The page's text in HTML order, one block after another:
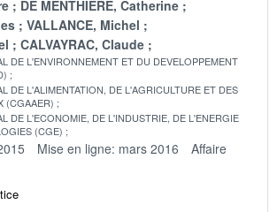
DE MENTHIERE, Catherine
VALLANCE, Michel
CALVAYRAC, Claude
DE L'ENVIRONNEMENT ET DU DEVELOPPEMENT
DE L'ALIMENTATION, DE L'AGRICULTURE ET DES
(CGAAER)
DE L'ECONOMIE, DE L'INDUSTRIE, DE L'ENERGIE
(CGE)
Mise en ligne: mars 2016
Affaire